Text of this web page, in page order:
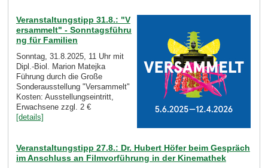
Veranstaltungstipp 31.8.: "V
ersammelt" - Sonntagsführu
ng für Familien
Sonntag, 31.8.2025, 11 Uhr mit
Dipl.-Biol. Marion Matejka
Führung durch die Große
Sonderausstellung "Versammelt"
Kosten: Ausstellungseintritt,
Erwachsene zzgl. 2 €
[details]
Veranstaltungstipp 27.8.: Dr. Hubert Höfer beim Gespräch
im Anschluss an Filmvorführung in der Kinemathek